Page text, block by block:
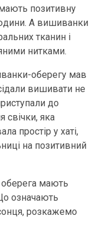
позитивну
А вишиванки
тканин і
нитками.
оберегу мав
вишивати не
до
свічки, яка
простір у хаті,
на позитивний
мають
означають
розкажемо